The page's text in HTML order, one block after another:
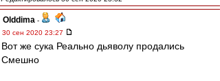
Olddima -
30 сен 2020 23:27
Вот же сука Реально дьяволу продались
Смешно